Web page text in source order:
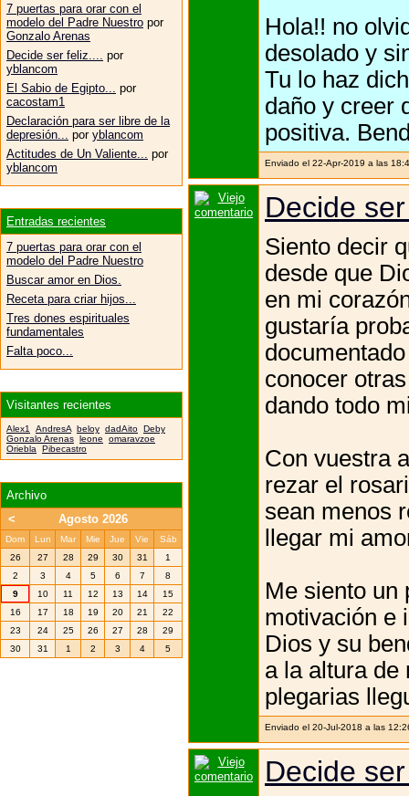
Hola!! no
desolado y
Tu lo haz
daño y creer
positiva.
Enviado el 22-Apr-2019 a las
Decide
Siento decir
desde que
en mi
gustaría
conocer
dando todo
Con vuestra
rezar el
sean menos
llegar mi
Me siento un
motivación e
Dios y su
a la altura de
plegarias
Enviado el 20-Jul-2018 a las
Decide
7 puertas para orar con el
modelo del Padre Nuestro por
Gonzalo Arenas
Decide ser feliz....
por
yblancom
El Sabio de Egipto...
por
cacostam1
Declaración para ser libre de la
depresión...
por yblancom
Actitudes de Un Valiente...
por
yblancom
Entradas recientes
7 puertas para orar con el
modelo del Padre Nuestro
Buscar amor en Dios.
Receta para criar hijos...
Tres dones espirituales
fundamentales
Falta poco...
Visitantes recientes
Alex1 AndresA beloy dadAito Deby
Gonzalo Arenas leone
omaravzoe
Oriebla
Pibecastro
Archivo
<
Agosto 2026
Dom Lun Mar Mie Jue Vie
Sáb
26
27 28 29 30 31
1
2
3 4 5 6 7
8
9
10 11 12 13 14
15
16
17 18 19 20 21
22
23
24 25 26 27 28
29
30
31 1 2 3 4 5